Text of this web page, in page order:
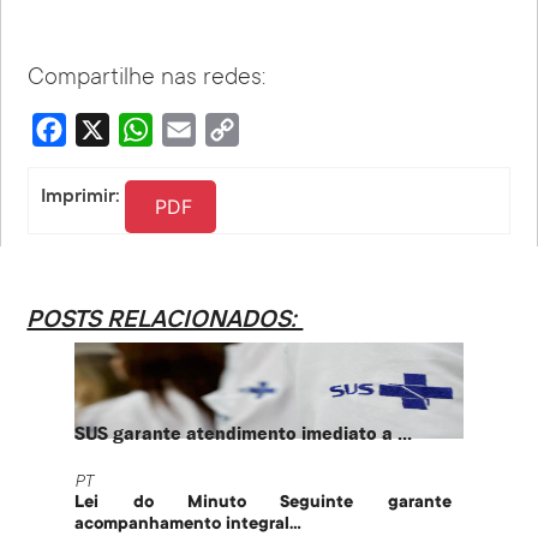
Compartilhe nas redes:
Facebook WhatsApp
Email
Imprimir: PDF
POSTS RELACIONADOS:
SUS garante atendimento imediato a ...
PT
Lei do Minuto Seguinte garante
acompanhamento integral...